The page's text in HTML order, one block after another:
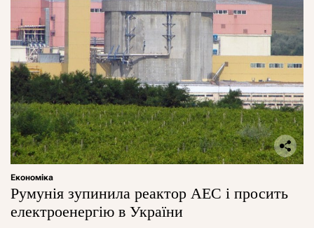
Економіка
Румунія зупинила реактор АЕС і просить
електроенергію в України